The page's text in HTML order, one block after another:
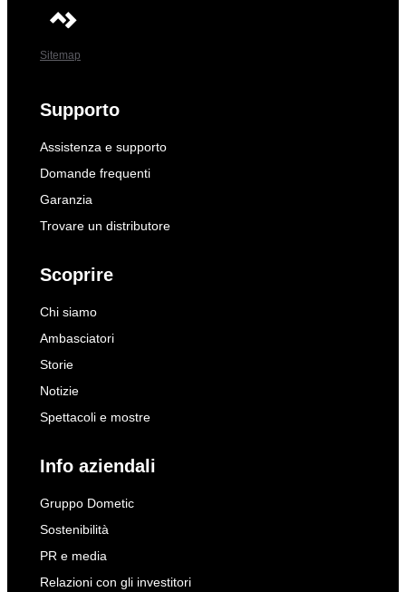
Sitemap
Supporto
Assistenza e supporto
Domande frequenti
Garanzia
Trovare un distributore
Scoprire
Chi siamo
Ambasciatori
Storie
Notizie
Spettacoli e mostre
Info aziendali
Gruppo Dometic
Sostenibilità
PR e media
Relazioni con gli investitori